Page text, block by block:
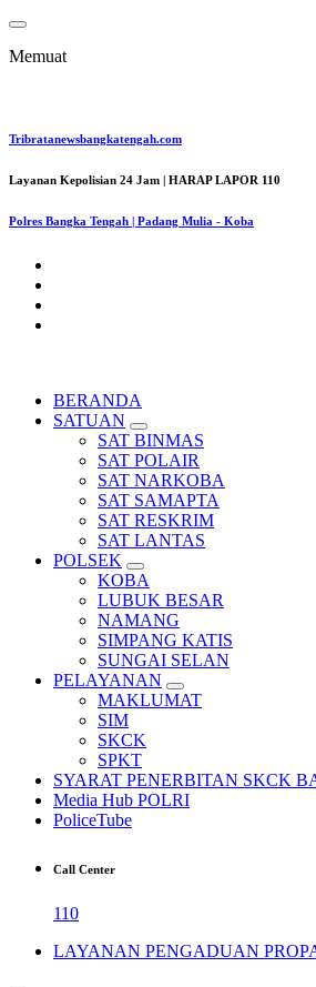
Lewati
konten
Memuat
Tribratanewsbangkatengah.com
Layanan Kepolisian 24 Jam | HARAP LAPOR 110
Polres Bangka Tengah | Padang Mulia - Koba
BERANDA
SATUAN
SAT BINMAS
SAT POLAIR
SAT NARKOBA
SAT SAMAPTA
SAT RESKRIM
SAT LANTAS
POLSEK
KOBA
LUBUK BESAR
NAMANG
SIMPANG KATIS
SUNGAI SELAN
PELAYANAN
MAKLUMAT
SIM
SKCK
SPKT
SYARAT PENERBITAN SKCK
Media Hub POLRI
PoliceTube
Call Center
110
LAYANAN PENGADUAN